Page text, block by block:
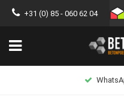
+31 (0) 85 - 060 62 04